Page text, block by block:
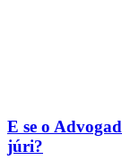
E se o
júri?